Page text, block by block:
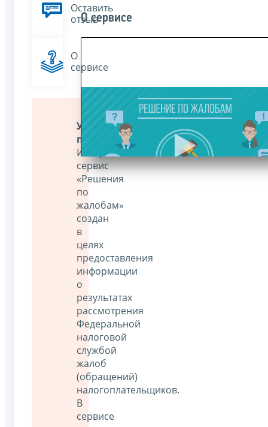
Оставить
отзыв
О
сервисе
Уважаемые
пользователи!
Интернет-
сервис
«Решения
по
жалобам»
создан
в
целях
предоставления
информации
о
результатах
рассмотрения
Федеральной
налоговой
службой
жалоб
(обращений)
налогоплательщиков.
В
сервисе
О сервисе